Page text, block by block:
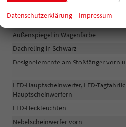
Außen
Türgriffe in Wagenfarbe
Außenspiegel in Wagenfarbe
Dachreling in Schwarz
Designelemente am Stoßfänger vorn
LED-Hauptscheinwerfer, LED-
Hauptscheinwerfern
LED-Heckleuchten
Nebelscheinwerfer vorn
Datenschutzerklärung Impressum